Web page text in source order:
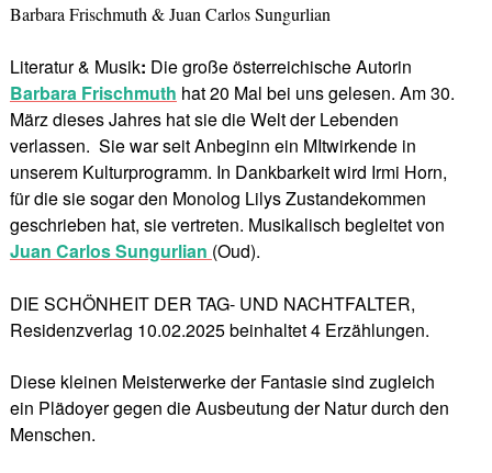
Barbara Frischmuth & Juan Carlos Sungurlian
Literatur & Musik: Die große österreichische Autorin
Barbara Frischmuth hat 20 Mal bei uns gelesen. Am 30.
März dieses Jahres hat sie die Welt der Lebenden
verlassen. Sie war seit Anbeginn ein MItwirkende in
unserem Kulturprogramm. In Dankbarkeit wird Irmi Horn,
für die sie sogar den Monolog Lilys Zustandekommen
geschrieben hat, sie vertreten. Musikalisch begleitet von
Juan Carlos Sungurlian (Oud).
DIE SCHÖNHEIT DER TAG- UND NACHTFALTER,
Residenzverlag 10.02.2025 beinhaltet 4 Erzählungen.
Diese kleinen Meisterwerke der Fantasie sind zugleich
ein Plädoyer gegen die Ausbeutung der Natur durch den
Menschen.